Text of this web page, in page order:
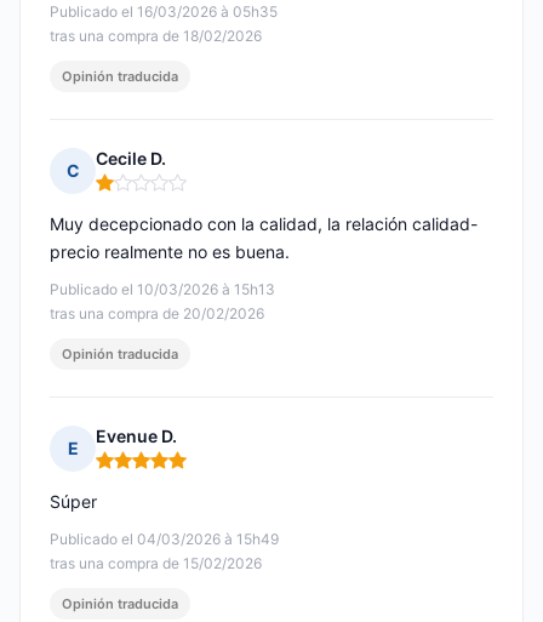
Publicado el 16/03/2026 à 05h35
tras una compra de 18/02/2026
Opinión traducida
C
Cecile D.
Nota: 1 de 5
Publicado el 10/03/2026 à 15h13
tras una compra de 20/02/2026
Muy decepcionado con la calidad, la relación calidad-
precio realmente no es buena.
Opinión traducida
E
Evenue D.
Nota: 5 de 5
Publicado el 04/03/2026 à 15h49
tras una compra de 15/02/2026
Súper
Opinión traducida